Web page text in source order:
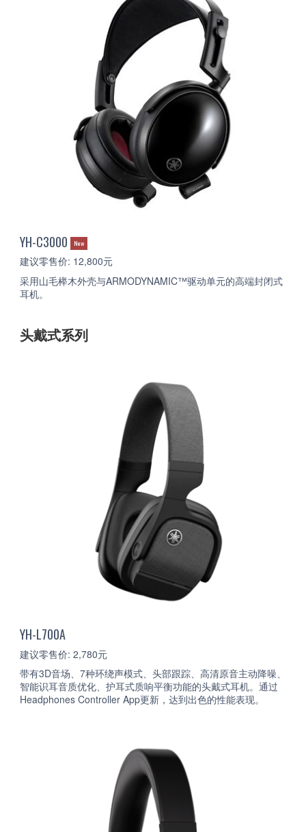
YH-C3000 New
建议零售价: 12,800元
采用山毛榉木外壳与ARMODYNAMIC™驱动单元的高端封闭式
耳机。
头戴式系列
YH-L700A
建议零售价: 2,780元
带有3D音场、7种环绕声模式、头部跟踪、高清原音主动降噪、
智能识耳音质优化、护耳式质响平衡功能的头戴式耳机。通过
Headphones Controller App更新，达到出色的性能表现。